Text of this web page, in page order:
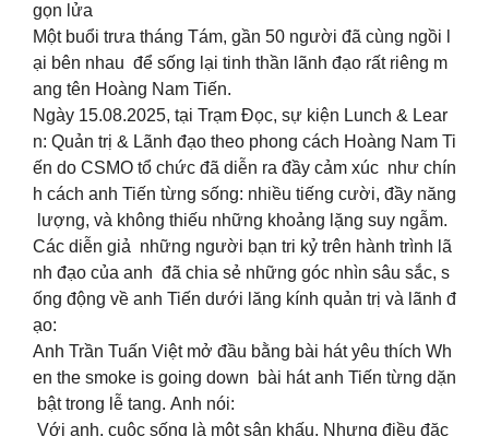
gọn lửa
Một buổi trưa tháng Tám, gần 50 người đã cùng ngồi l
ại bên nhau để sống lại tinh thần lãnh đạo rất riêng m
ang tên Hoàng Nam Tiến.
Ngày 15.08.2025, tại Trạm Đọc, sự kiện Lunch & Lear
n: Quản trị & Lãnh đạo theo phong cách Hoàng Nam Ti
ến do CSMO tổ chức đã diễn ra đầy cảm xúc như chín
h cách anh Tiến từng sống: nhiều tiếng cười, đầy năng
lượng, và không thiếu những khoảng lặng suy ngẫm.
Các diễn giả những người bạn tri kỷ trên hành trình lã
nh đạo của anh đã chia sẻ những góc nhìn sâu sắc, s
ống động về anh Tiến dưới lăng kính quản trị và lãnh đ
ạo:
Anh Trần Tuấn Việt mở đầu bằng bài hát yêu thích Wh
en the smoke is going down bài hát anh Tiến từng dặn
bật trong lễ tang. Anh nói:
Với anh, cuộc sống là một sân khấu. Nhưng điều đặc